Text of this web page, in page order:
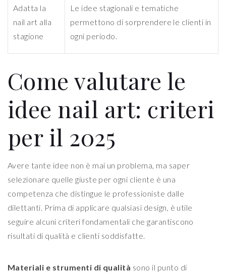
Adatta la
nail art alla
stagione
Le idee stagionali e tematiche
permettono di sorprendere le clienti in
ogni periodo.
Come valutare le
idee nail art: criteri
per il 2025
Avere tante idee non è mai un problema, ma saper
selezionare quelle giuste per ogni cliente è una
competenza che distingue le professioniste dalle
dilettanti. Prima di applicare qualsiasi design, è utile
seguire alcuni criteri fondamentali che garantiscono
risultati di qualità e clienti soddisfatte.
Materiali e strumenti di qualità sono il punto di